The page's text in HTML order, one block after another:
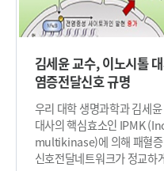
김세윤 교수, 이노시톨
염증전달신호 규명
우리 대학 생명과학과 김세
대사의 핵심효소인 IPMK
multikinase)에 의해 패혈증
신호전달네트워크가 정교하